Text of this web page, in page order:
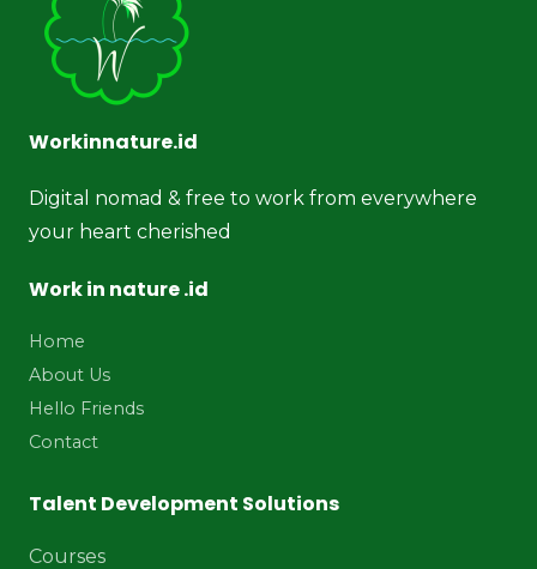
Workinnature.id
Digital nomad & free to work from everywhere
your heart cherished
Work in nature .id
Home
About Us
Hello Friends
Contact
Talent Development Solutions
Courses